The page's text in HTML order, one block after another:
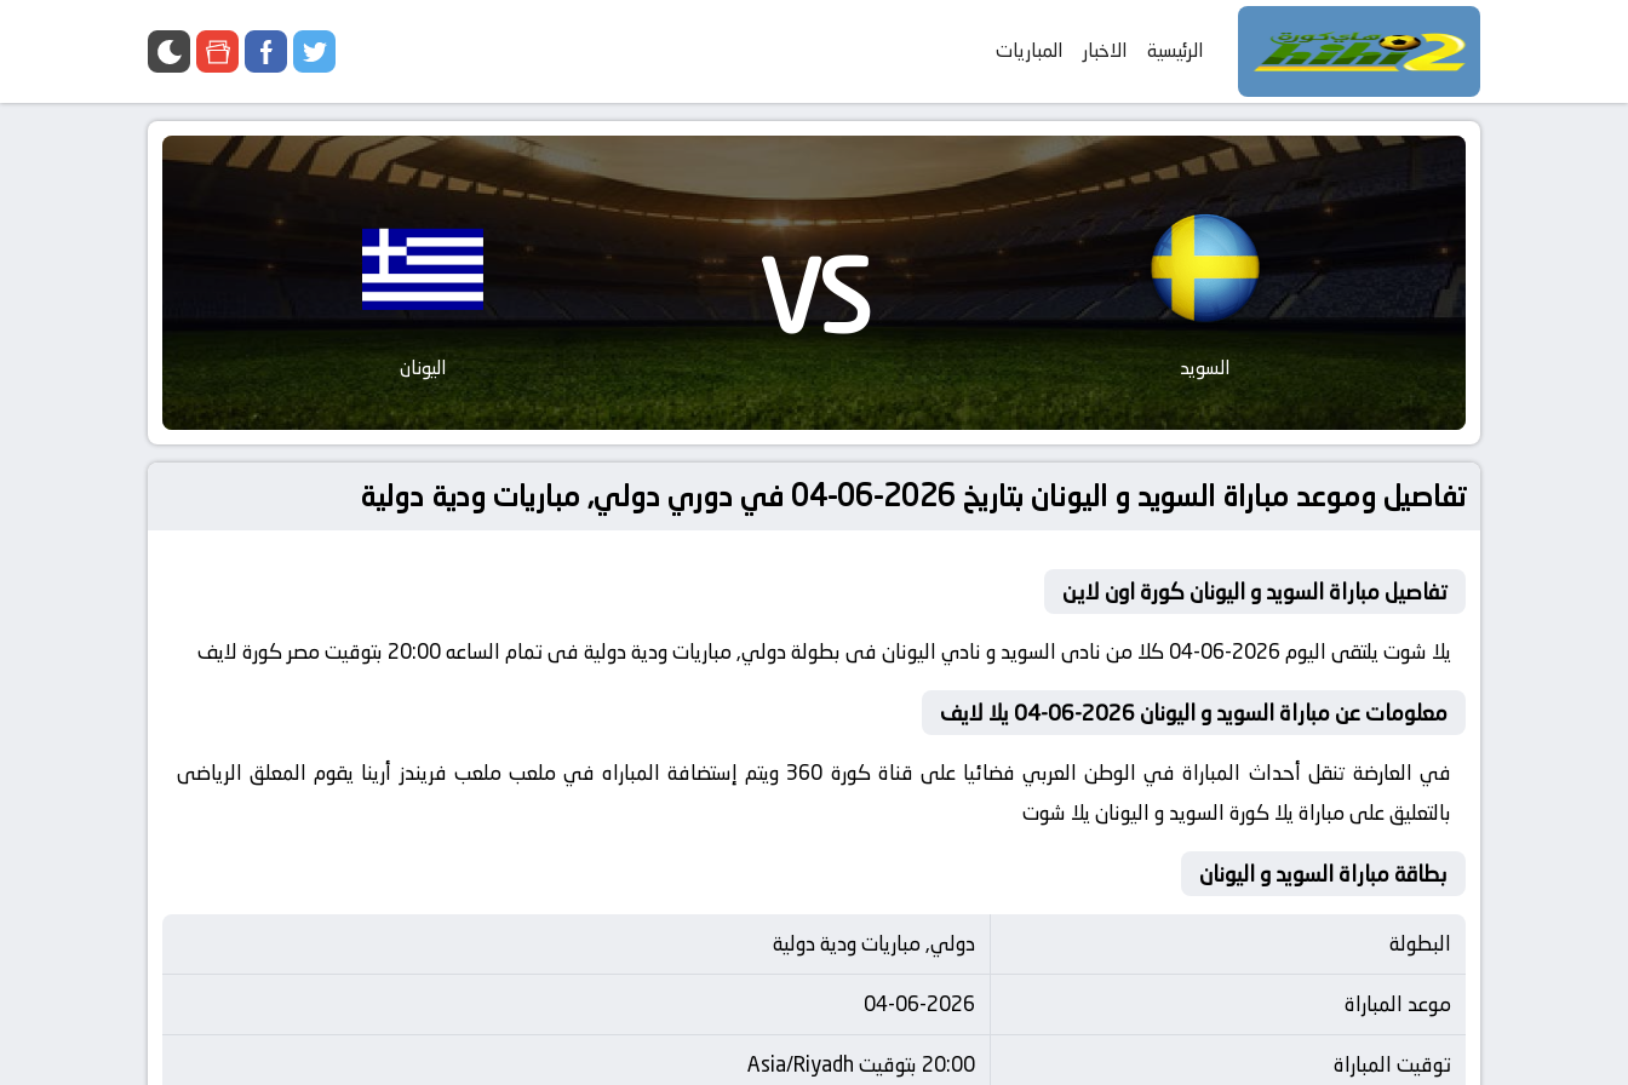
الرئيسية الاخبار المباريات
السويد VS اليونان
تفاصيل وموعد مباراة السويد و اليونان بتاريخ 2026-06-04 في دوري دولي, مباريات ودية دولية
تفاصيل مباراة السويد و اليونان كورة اون لاين
يلا شوت يلتقى اليوم 2026-06-04 كلا من نادى السويد و نادي اليونان فى بطولة دولي, مباريات ودية دولية فى تمام الساعه 20:00 بتوقيت مصر كورة لايف
معلومات عن مباراة السويد و اليونان 2026-06-04 يلا لايف
في العارضة تنقل أحداث المباراة في الوطن العربي فضائيا على قناة كورة 360 ويتم إستضافة المباراه في ملعب ملعب فريندز أرينا يقوم المعلق الرياضى
بالتعليق على مباراة يلا كورة السويد و اليونان يلا شوت
بطاقة مباراة السويد و اليونان
البطولة
دولي, مباريات ودية دولية
موعد المباراة
04-06-2026
توقيت المباراة
20:00 بتوقيت Asia/Riyadh